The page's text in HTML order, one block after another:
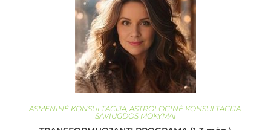
ASMENINĖ KONSULTACIJA ASTROLOGINĖ KONSULTACIJA
SAVIUGDOS MOKYMAI